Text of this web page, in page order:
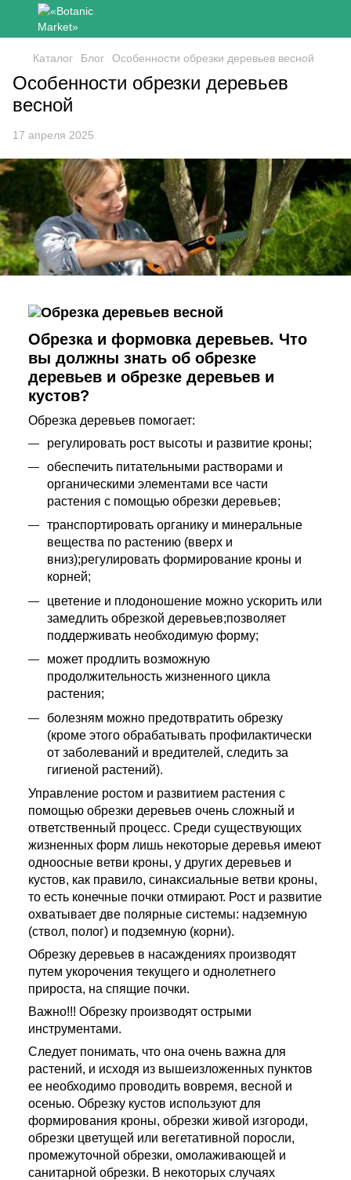
Каталог Блог Особенности обрезки деревьев весной
Особенности обрезки деревьев
весной
17 апреля 2025
Обрезка и формовка деревьев. Что
вы должны знать об обрезке
деревьев и обрезке деревьев и
кустов?
Обрезка деревьев помогает:
регулировать рост высоты и развитие кроны;
обеспечить питательными растворами и
органическими элементами все части
растения с помощью обрезки деревьев;
транспортировать органику и минеральные
вещества по растению (вверх и
вниз);регулировать формирование кроны и
корней;
цветение и плодоношение можно ускорить или
замедлить обрезкой деревьев;позволяет
поддерживать необходимую форму;
может продлить возможную
продолжительность жизненного цикла
растения;
болезням можно предотвратить обрезку
(кроме этого обрабатывать профилактически
от заболеваний и вредителей, следить за
гигиеной растений).
Управление ростом и развитием растения с
помощью обрезки деревьев очень сложный и
ответственный процесс. Среди существующих
жизненных форм лишь некоторые деревья имеют
одноосные ветви кроны, у других деревьев и
кустов, как правило, синаксиальные ветви кроны,
то есть конечные почки отмирают. Рост и развитие
охватывает две полярные системы: надземную
(ствол, полог) и подземную (корни).
Обрезку деревьев в насаждениях производят
путем укорочения текущего и однолетнего
прироста, на спящие почки.
Важно!!! Обрезку производят острыми
инструментами.
Следует понимать, что она очень важна для
растений, и исходя из вышеизложенных пунктов
ее необходимо проводить вовремя, весной и
осенью. Обрезку кустов используют для
формирования кроны, обрезки живой изгороди,
обрезки цветущей или вегетативной поросли,
промежуточной обрезки, омолаживающей и
санитарной обрезки. В некоторых случаях